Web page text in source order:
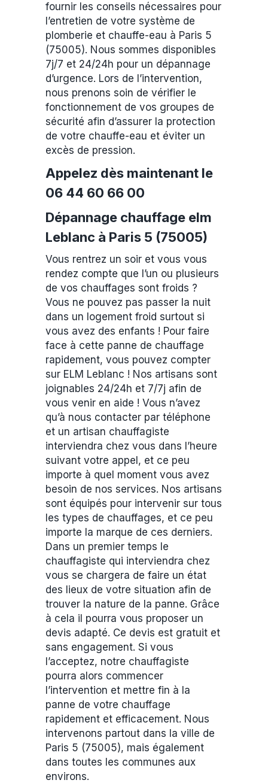
fournir les conseils nécessaires pour
l’entretien de votre système de
plomberie et chauffe-eau à Paris 5
(75005). Nous sommes disponibles
7j/7 et 24/24h pour un dépannage
d’urgence. Lors de l’intervention,
nous prenons soin de vérifier le
fonctionnement de vos groupes de
sécurité afin d’assurer la protection
de votre chauffe-eau et éviter un
excès de pression.
Appelez dès maintenant le
06 44 60 66 00
Dépannage chauffage elm
Leblanc à Paris 5 (75005)
Vous rentrez un soir et vous vous
rendez compte que l’un ou plusieurs
de vos chauffages sont froids ?
Vous ne pouvez pas passer la nuit
dans un logement froid surtout si
vous avez des enfants ! Pour faire
face à cette panne de chauffage
rapidement, vous pouvez compter
sur ELM Leblanc ! Nos artisans sont
joignables 24/24h et 7/7j afin de
vous venir en aide ! Vous n’avez
qu’à nous contacter par téléphone
et un artisan chauffagiste
interviendra chez vous dans l’heure
suivant votre appel, et ce peu
importe à quel moment vous avez
besoin de nos services. Nos artisans
sont équipés pour intervenir sur tous
les types de chauffages, et ce peu
importe la marque de ces derniers.
Dans un premier temps le
chauffagiste qui interviendra chez
vous se chargera de faire un état
des lieux de votre situation afin de
trouver la nature de la panne. Grâce
à cela il pourra vous proposer un
devis adapté. Ce devis est gratuit et
sans engagement. Si vous
l’acceptez, notre chauffagiste
pourra alors commencer
l’intervention et mettre fin à la
panne de votre chauffage
rapidement et efficacement. Nous
intervenons partout dans la ville de
Paris 5 (75005), mais également
dans toutes les communes aux
environs.